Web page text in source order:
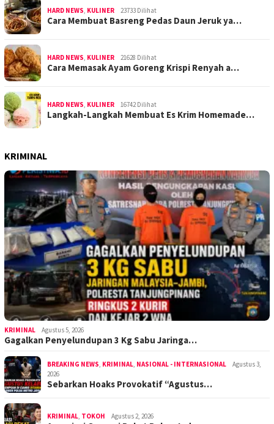
HARD NEWS, KULINER 23733 Dilihat
Cara Membuat Basreng Pedas Daun Jeruk ya…
HARD NEWS, KULINER 21628 Dilihat
Cara Memasak Ayam Goreng Krispi Renyah a…
HARD NEWS, KULINER 16742 Dilihat
Langkah-Langkah Membuat Es Krim Homemade…
KRIMINAL
KRIMINAL Agustus 5, 2026
Gagalkan Penyelundupan 3 Kg Sabu Jaringa…
BREAKING NEWS, KRIMINAL, NASIONAL - INTERNASIONAL
Agustus 3,
2026
Sebarkan Hoaks Provokatif “Agustus…
KRIMINAL, TOKOH Agustus 2, 2026